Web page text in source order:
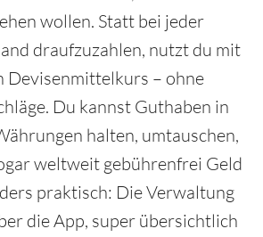
wollen. Statt bei jeder
draufzuzahlen, nutzt du mit
Devisenmittelkurs – ohne
Du kannst Guthaben in
halten, umtauschen,
weltweit gebührenfrei Geld
praktisch: Die Verwaltung
die App, super übersichtlich